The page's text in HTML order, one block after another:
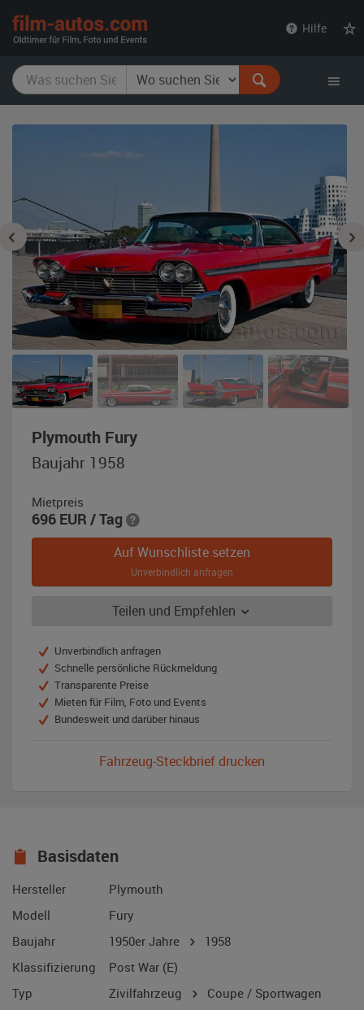
Hilfe
Plymouth Fury,
Baujahr 1958
Mietpreis
696 EUR / Tag
Auf Wunschliste setzen
Unverbindlich anfragen
Teilen und Empfehlen
Unverbindlich anfragen
Schnelle persönliche Rückmeldung
Transparente Preise
Mieten für Film, Foto und Events
Bundesweit und darüber hinaus
Fahrzeug-Steckbrief drucken
Basisdaten
Hersteller
Plymouth
Modell
Fury
Baujahr
1950er Jahre
1958
Klassifizierung
Post War (E)
Typ
Zivilfahrzeug
Coupe / Sportwagen